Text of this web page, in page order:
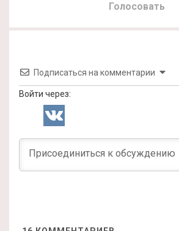
Голосовать
Подписаться на комментарии
Войти через: